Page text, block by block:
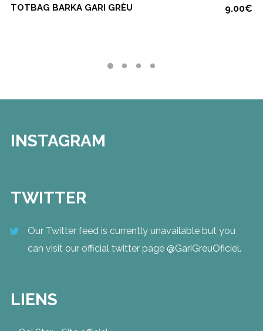
COMMANDE
TOTBAG BARKA GARI GRÈU 9.00€
INSTAGRAM
TWITTER
Our Twitter feed is currently unavailable but you
can visit our official twitter page @GariGreuOficiel.
LIENS